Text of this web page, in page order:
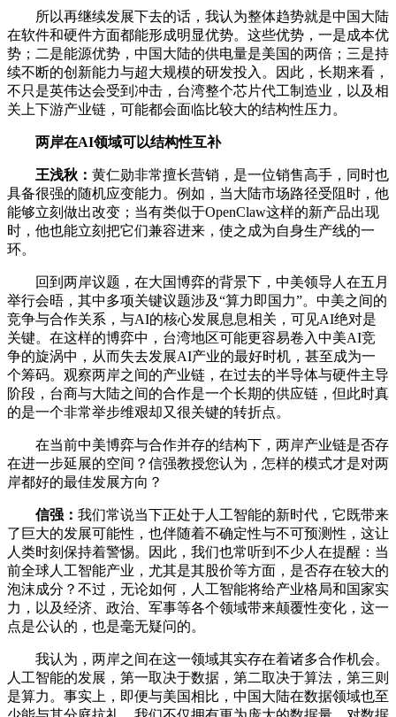
所以再继续发展下去的话，我认为整体趋势就是中国大陆
在软件和硬件方面都能形成明显优势。这些优势，一是成本优
势；二是能源优势，中国大陆的供电量是美国的两倍；三是持
续不断的创新能力与超大规模的研发投入。因此，长期来看，
不只是英伟达会受到冲击，台湾整个芯片代工制造业，以及相
关上下游产业链，可能都会面临比较大的结构性压力。
两岸在AI领域可以结构性互补
王浅秋： 黄仁勋非常擅长营销，是一位销售高手，同时也
具备很强的随机应变能力。例如，当大陆市场路径受阻时，他
能够立刻做出改变；当有类似于OpenClaw这样的新产品出现
时，他也能立刻把它们兼容进来，使之成为自身生产线的一
环。
回到两岸议题，在大国博弈的背景下，中美领导人在五月
举行会晤，其中多项关键议题涉及“算力即国力”。中美之间的
竞争与合作关系，与AI的核心发展息息相关，可见AI绝对是
关键。在这样的博弈中，台湾地区可能更容易卷入中美AI竞
争的旋涡中，从而失去发展AI产业的最好时机，甚至成为一
个筹码。观察两岸之间的产业链，在过去的半导体与硬件主导
阶段，台商与大陆之间的合作是一个长期的供应链，但此时真
的是一个非常举步维艰却又很关键的转折点。
在当前中美博弈与合作并存的结构下，两岸产业链是否存
在进一步延展的空间？信强教授您认为，怎样的模式才是对两
岸都好的最佳发展方向？
信强： 我们常说当下正处于人工智能的新时代，它既带来
了巨大的发展可能性，也伴随着不确定性与不可预测性，这让
人类时刻保持着警惕。因此，我们也常听到不少人在提醒：当
前全球人工智能产业，尤其是其股价等方面，是否存在较大的
泡沫成分？不过，无论如何，人工智能将给产业格局和国家实
力，以及经济、政治、军事等各个领域带来颠覆性变化，这一
点是公认的，也是毫无疑问的。
我认为，两岸之间在这一领域其实存在着诸多合作机会。
人工智能的发展，第一取决于数据，第二取决于算法，第三则
是算力。事实上，即便与美国相比，中国大陆在数据领域也至